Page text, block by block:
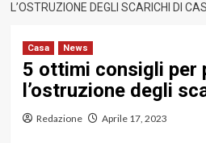
L’OSTRUZIONE DEGLI SCARICHI DI
Casa News
5 ottimi consigli per
l’ostruzione degli
Redazione Aprile 17, 2023